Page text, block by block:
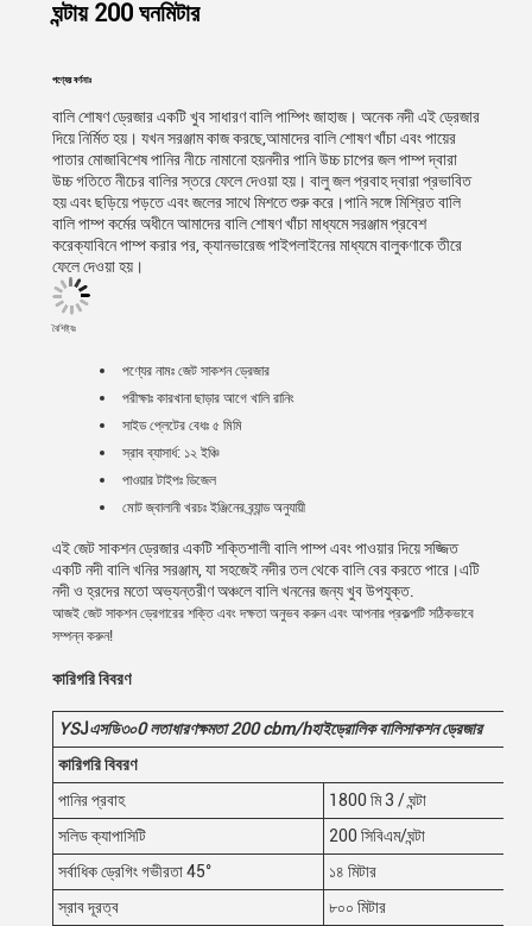
ঘন্টায় 200 ঘনমিটার
পণ্যের বর্ণনাঃ
বালি শোষণ ড্রেজার একটি খুব সাধারণ বালি পাম্পিং জাহাজ। অনেক নদী এই ড্রেজার
দিয়ে নির্মিত হয়। যখন সরঞ্জাম কাজ করছে,আমাদের বালি শোষণ খাঁচা এবং পায়ের
পাতার মোজাবিশেষ পানির নীচে নামানো হয়নদীর পানি উচ্চ চাপের জল পাম্প দ্বারা
উচ্চ গতিতে নীচের বালির স্তরে ফেলে দেওয়া হয়। বালু জল প্রবাহ দ্বারা প্রভাবিত
হয় এবং ছড়িয়ে পড়তে এবং জলের সাথে মিশতে শুরু করে।পানি সঙ্গে মিশ্রিত বালি
বালি পাম্প কর্মের অধীনে আমাদের বালি শোষণ খাঁচা মাধ্যমে সরঞ্জাম প্রবেশ
করেক্যাবিনে পাম্প করার পর, ক্যানভারেজ পাইপলাইনের মাধ্যমে বালুকণাকে তীরে
ফেলে দেওয়া হয়।
বৈশিষ্ট্যঃ
পণ্যের নামঃ জেট সাকশন ড্রেজার
পরীক্ষাঃ কারখানা ছাড়ার আগে খালি রানিং
সাইড প্লেটের বেধঃ ৫ মিমি
স্রাব ব্যাসার্ধ: ১২ ইঞ্চি
পাওয়ার টাইপঃ ডিজেল
মোট জ্বালানী খরচঃ ইঞ্জিনের ব্র্যান্ড অনুযায়ী
এই জেট সাকশন ড্রেজার একটি শক্তিশালী বালি পাম্প এবং পাওয়ার দিয়ে সজ্জিত
একটি নদী বালি খনির সরঞ্জাম, যা সহজেই নদীর তল থেকে বালি বের করতে পারে।এটি
নদী ও হ্রদের মতো অভ্যন্তরীণ অঞ্চলে বালি খননের জন্য খুব উপযুক্ত.
আজই জেট সাকশন ড্রেগারের শক্তি এবং দক্ষতা অনুভব করুন এবং আপনার প্রকল্পটি সঠিকভাবে
সম্পন্ন করুন!
কারিগরি বিবরণ
YSJএসডি৩০0 লতাধারণক্ষমতা 200 cbm/hহাইড্রোলিক বালিসাকশন ড্রেজার
কারিগরি বিবরণ
পানির প্রবাহ
1800 মি 3 / ঘন্টা
সলিড ক্যাপাসিটি
200 সিবিএম/ঘন্টা
সর্বাধিক ড্রেগিং গভীরতা 45°
১৪ মিটার
স্রাব দূরত্ব
৮০০ মিটার